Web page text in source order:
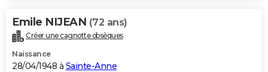
Emile NIJEAN (72 ans)
Créer une cagnotte obsèques
Naissance
28/04/1948 à Sainte-Anne